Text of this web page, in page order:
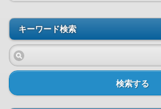
キーワード検索
検索する